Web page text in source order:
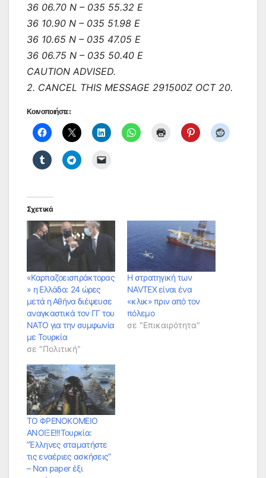
36 06.70 N – 035 55.32 E
36 10.90 N – 035 51.98 E
36 10.65 N – 035 47.05 E
36 06.75 N – 035 50.40 E
CAUTION ADVISED.
2. CANCEL THIS MESSAGE 291500Z OCT 20.
Κοινοποιήστε:
Σχετικά
«Καρπαζοεισπράκτορας
» η Ελλάδα: 24 ώρες
μετά η Αθήνα διέψευσε
αναγκαστικά τον ΓΓ του
ΝΑΤΟ για την συμφωνία
με Τουρκία
σε "Πολιτική"
Η στρατηγική των
NAVTEX είναι ένα
«κλικ» πριν από τον
πόλεμο
σε "Επικαιρότητα"
ΤΟ ΦΡΕΝΟΚΟΜΕΙΟ
ΑΝΟΙΞΕ!!!Τουρκία:
”Έλληνες σταματήστε
τις εναέριες ασκήσεις”
– Non paper έξι